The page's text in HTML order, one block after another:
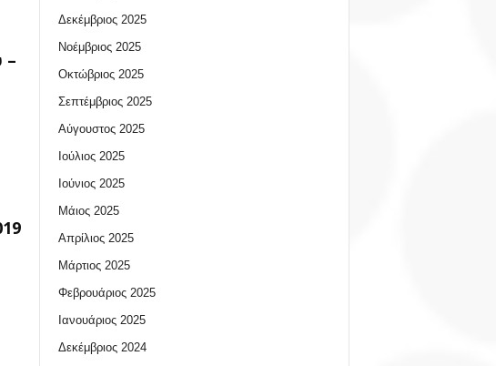
–
Δεκέμβριος 2025
Νοέμβριος 2025
Οκτώβριος 2025
Σεπτέμβριος 2025
Αύγουστος 2025
Ιούλιος 2025
Ιούνιος 2025
Μάιος 2025
Απρίλιος 2025
Μάρτιος 2025
Φεβρουάριος 2025
Ιανουάριος 2025
Δεκέμβριος 2024